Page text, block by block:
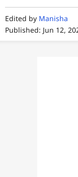
फोटो
वीडियो
Edited by Manisha
Published: Jun 12,